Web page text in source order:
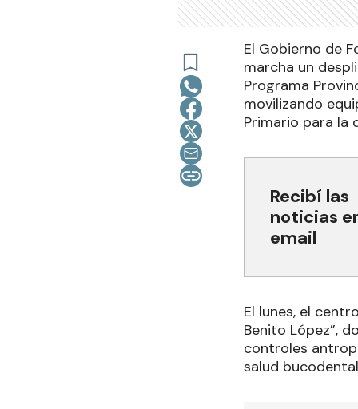
El Gobierno de
marcha un
Programa
movilizando
Primario para
Recibí las
noticias
email
El lunes, el
Benito López”,
controles
salud